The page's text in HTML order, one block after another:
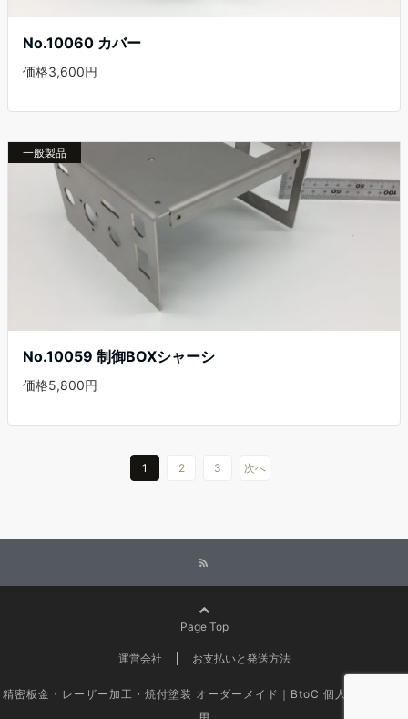
No.10060 カバー
価格3,600円
一般製品
No.10059 制御BOXシャーシ
価格5,800円
1 2 3 次へ
Page Top
運営会社 お支払いと発送方法
精密板金・レーザー加工・焼付塗装 オーダーメイド｜BtoC 個人のお客様専